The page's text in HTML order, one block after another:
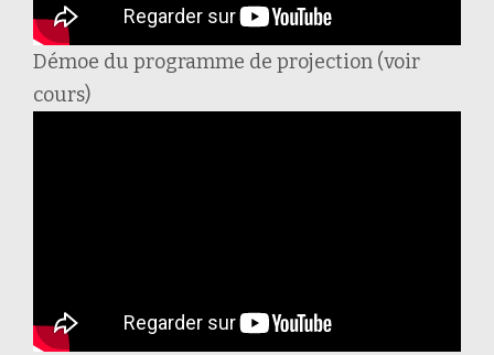
Démoe du programme de projection (voir
cours)